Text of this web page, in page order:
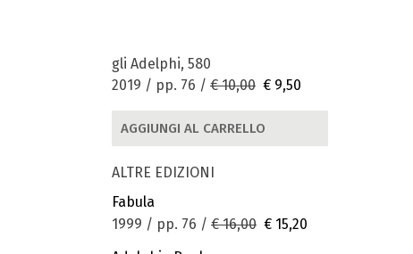
gli Adelphi, 580
2019 / pp. 76 / € 10,00 € 9,50
AGGIUNGI AL CARRELLO
ALTRE EDIZIONI
Fabula
1999 / pp. 76 / € 16,00 € 15,20